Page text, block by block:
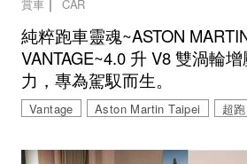
賞車｜ CAR
純粹跑車靈魂~ASTON
VANTAGE~4.0 升 V8 雙渦輪
力，專為駕馭而生。
Vantage Aston Martin Taipei 超跑